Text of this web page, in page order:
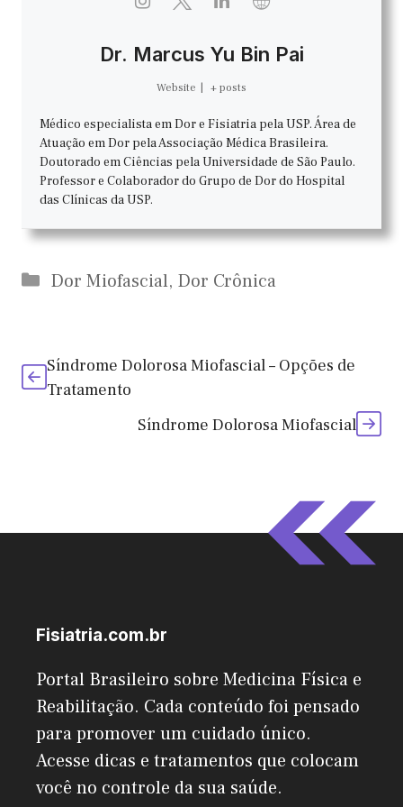
Dr. Marcus Yu Bin Pai
Website | + posts
Médico especialista em Dor e Fisiatria pela USP. Área de
Atuação em Dor pela Associação Médica Brasileira.
Doutorado em Ciências pela Universidade de São Paulo.
Professor e Colaborador do Grupo de Dor do Hospital
das Clínicas da USP.
Categorias
Dor Miofascial, Dor Crônica
Síndrome Dolorosa Miofascial – Opções de
Tratamento
Síndrome Dolorosa Miofascial
Fisiatria.com.br
Portal Brasileiro sobre Medicina Física e
Reabilitação. Cada conteúdo foi pensado
para promover um cuidado único.
Acesse dicas e tratamentos que colocam
você no controle da sua saúde.